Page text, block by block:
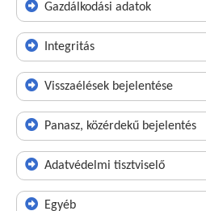
Gazdálkodási adatok
Integritás
Visszaélések bejelentése
Panasz, közérdekű bejelentés
Adatvédelmi tisztviselő
Egyéb